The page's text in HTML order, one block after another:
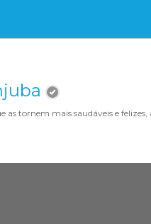
as tornem mais saudáveis e